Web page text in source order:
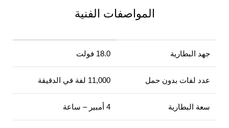
المواصفات الفنية
جهد البطارية 18.0 فولت
عدد لفات بدون حمل 11,000 لفة في الدقيقة
سعة البطارية 4 أمبير – ساعة